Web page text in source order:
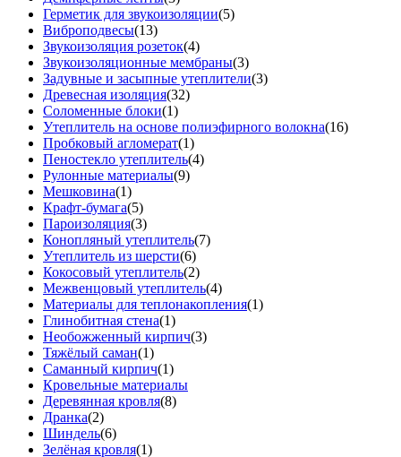
Герметик для звукоизоляции(5)
Виброподвесы(13)
Звукоизоляция розеток(4)
Звукоизоляционные мембраны(3)
Задувные и засыпные утеплители(3)
Древесная изоляция(32)
Соломенные блоки(1)
Утеплитель на основе полиэфирного волокна(16)
Пробковый агломерат(1)
Пеностекло утеплитель(4)
Рулонные материалы(9)
Мешковина(1)
Крафт-бумага(5)
Пароизоляция(3)
Конопляный утеплитель(7)
Утеплитель из шерсти(6)
Кокосовый утеплитель(2)
Межвенцовый утеплитель(4)
Материалы для теплонакопления(1)
Глинобитная стена(1)
Необожженный кирпич(3)
Тяжёлый саман(1)
Саманный кирпич(1)
Кровельные материалы
Деревянная кровля(8)
Дранка(2)
Шиндель(6)
Зелёная кровля(1)